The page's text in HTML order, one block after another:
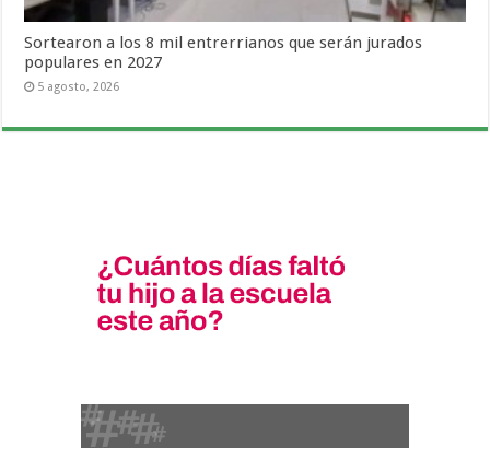
Sortearon a los 8 mil entrerrianos que serán jurados
populares en 2027
5 agosto, 2026